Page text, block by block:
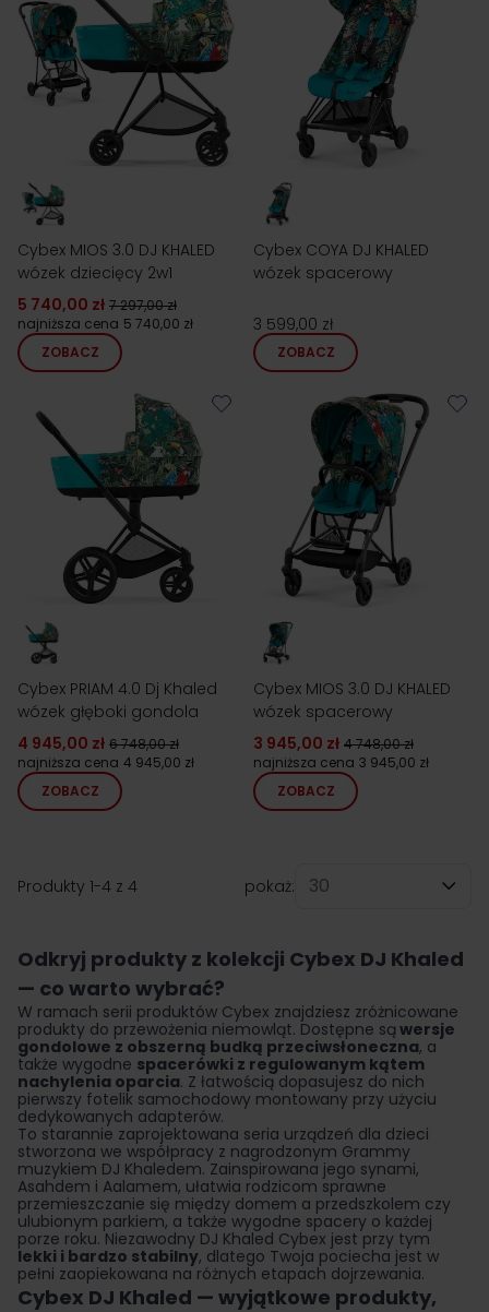
podczas bardzo intensywnej eksploatacji.
Cybex MIOS 3.0 DJ KHALED
wózek dziecięcy 2w1
5 740,00 zł 7 297,00 zł
najniższa cena 5 740,00 zł
ZOBACZ
Cybex COYA DJ KHALED
wózek spacerowy
3 599,00 zł
ZOBACZ
Cybex PRIAM 4.0 Dj Khaled
wózek głęboki gondola
4 945,00 zł 6 748,00 zł
najniższa cena 4 945,00 zł
ZOBACZ
Cybex MIOS 3.0 DJ KHALED
wózek spacerowy
3 945,00 zł 4 748,00 zł
najniższa cena 3 945,00 zł
ZOBACZ
Produkty 1-4 z 4
pokaż:
Odkryj produkty z kolekcji Cybex DJ Khaled
— co warto wybrać?
W ramach serii produktów Cybex znajdziesz zróżnicowane
produkty do przewożenia niemowląt. Dostępne są wersje
gondolowe z obszerną budką przeciwsłoneczna, a
także wygodne spacerówki z regulowanym kątem
nachylenia oparcia. Z łatwością dopasujesz do nich
pierwszy fotelik samochodowy montowany przy użyciu
dedykowanych adapterów.
To starannie zaprojektowana seria urządzeń dla dzieci
stworzona we współpracy z nagrodzonym Grammy
muzykiem DJ Khaledem. Zainspirowana jego synami,
Asahdem i Aalamem, ułatwia rodzicom sprawne
przemieszczanie się między domem a przedszkolem czy
ulubionym parkiem, a także wygodne spacery o każdej
porze roku. Niezawodny DJ Khaled Cybex jest przy tym
lekki i bardzo stabilny, dlatego Twoja pociecha jest w
pełni zaopiekowana na różnych etapach dojrzewania.
Cybex DJ Khaled — wyjątkowe produkty,